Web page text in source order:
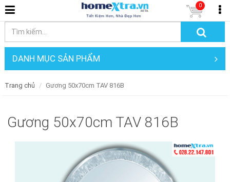
0
DANH MỤC SẢN PHẨM
Trang chủ Gương 50x70cm TAV 816B
Gương 50x70cm TAV 816B